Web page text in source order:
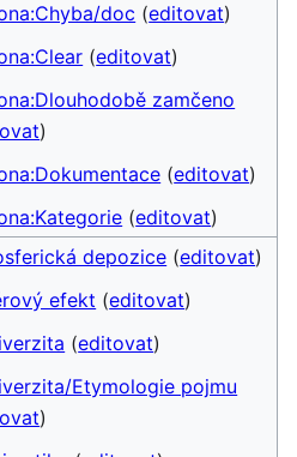
doc (editovat)
(editovat)
zamčeno
)
(editovat)
(editovat)
depozice (editovat)
efekt (editovat)
(editovat)
Etymologie pojmu
)